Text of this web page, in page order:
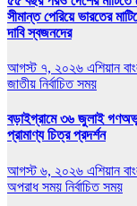
সীমান্ত পেরিয়ে ভারতের
দাবি স্বজনদের
আগস্ট ৭, ২০২৬ এশিয়ান
জাতীয় নির্বাচিত সময়
বড়াইগ্রামে ৩৬ জুলাই
প্রামাণ্য চিত্র প্রদর্শন
আগস্ট ৬, ২০২৬ এশিয়ান
অপরাধ সময় নির্বাচিত সময়